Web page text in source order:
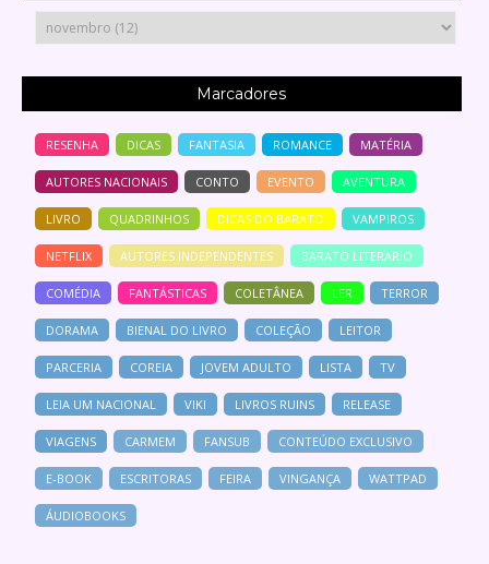
Marcadores
RESENHA DICAS FANTASIA ROMANCE MATÉRIA
AUTORES NACIONAIS CONTO EVENTO AVENTURA
LIVRO QUADRINHOS DICAS DO BARATO VAMPIROS
NETFLIX AUTORES INDEPENDENTES BARATO LITERARIO
COMÉDIA FANTÁSTICAS COLETÂNEA LER TERROR
DORAMA BIENAL DO LIVRO COLEÇÃO LEITOR
PARCERIA COREIA JOVEM ADULTO LISTA TV
LEIA UM NACIONAL VIKI LIVROS RUINS RELEASE
VIAGENS CARMEM FANSUB CONTEÚDO EXCLUSIVO
E-BOOK ESCRITORAS FEIRA VINGANÇA WATTPAD
ÁUDIOBOOKS